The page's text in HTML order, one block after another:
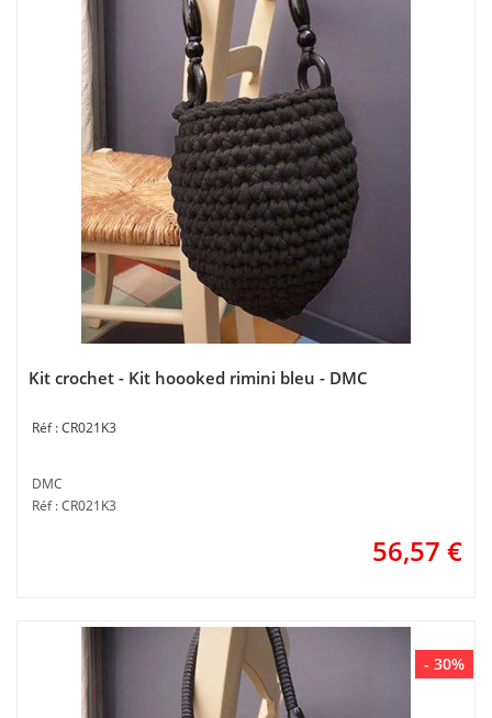
Kit crochet - Kit hoooked rimini bleu - DMC
CR021K3
DMC
Réf : CR021K3
56,57 €
- 30%